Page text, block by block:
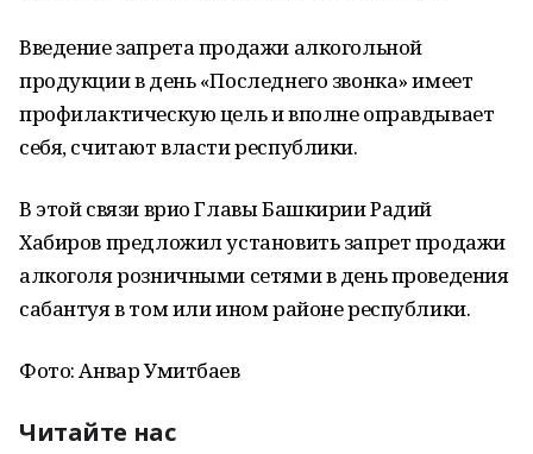
Введение запрета продажи алкогольной
продукции в день «Последнего звонка» имеет
профилактическую цель и вполне оправдывает
себя, считают власти республики.
В этой связи врио Главы Башкирии Радий
Хабиров предложил установить запрет продажи
алкоголя розничными сетями в день проведения
сабантуя в том или ином районе республики.
Фото: Анвар Умитбаев
Читайте нас